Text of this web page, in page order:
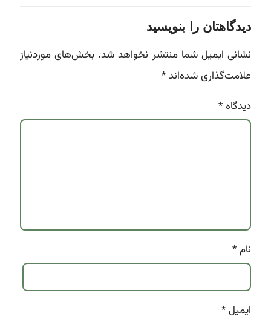
دیدگاهتان را بنویسید
نشانی ایمیل شما منتشر نخواهد شد. بخش‌های موردنیاز
علامت‌گذاری شده‌اند*
دیدگاه*
نام*
ایمیل*